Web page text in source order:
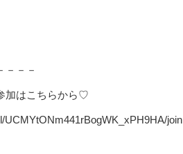
－－－
加はこちらから♡
UCMYtONm441rBogWK_xPH9HA/join